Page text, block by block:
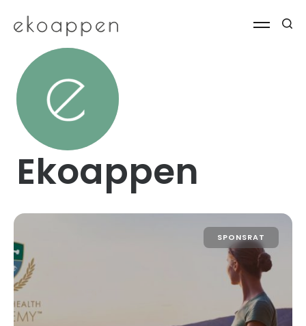
Ekoappen
SPONSRAT